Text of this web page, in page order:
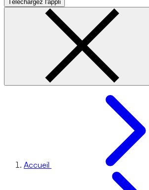
Téléchargez l'appli
Accueil